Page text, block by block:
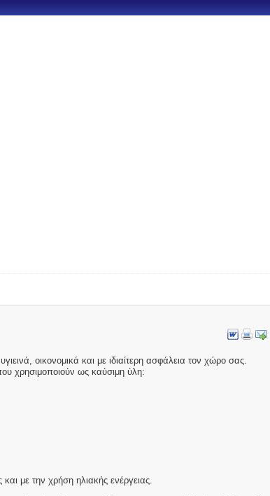
οικονομικά και με ιδιαίτερη ασφάλεια τον χώρο σας.
χρησιμοποιούν ως καύσιμη ύλη:
με την χρήση ηλιακής ενέργειας.